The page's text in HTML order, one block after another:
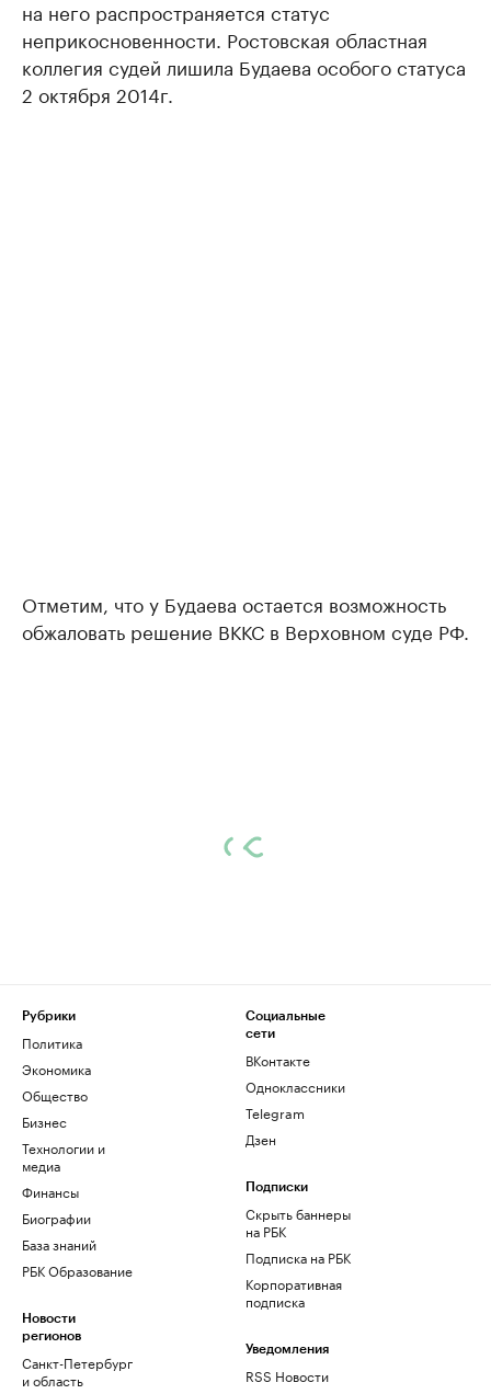
на него распространяется статус
неприкосновенности. Ростовская областная
коллегия судей лишила Будаева особого статуса
2 октября 2014г.
Отметим, что у Будаева остается возможность
обжаловать решение ВККС в Верховном суде РФ.
Рубрики
Политика
Экономика
Общество
Бизнес
Технологии и
медиа
Финансы
Биографии
База знаний
РБК Образование
Новости
регионов
Санкт-Петербург
и область
Социальные
сети
ВКонтакте
Одноклассники
Telegram
Дзен
Подписки
Скрыть баннеры
на РБК
Подписка на РБК
Корпоративная
подписка
Уведомления
RSS Новости